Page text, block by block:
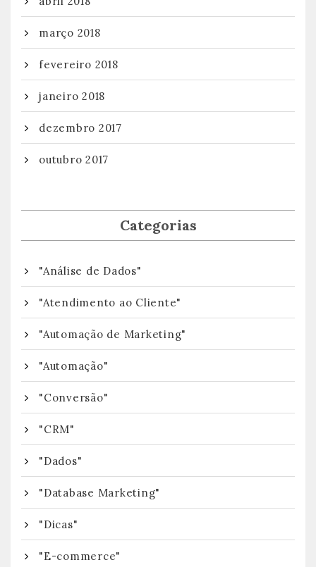
março 2018
fevereiro 2018
janeiro 2018
dezembro 2017
outubro 2017
Categorias
"Análise de Dados"
"Atendimento ao Cliente"
"Automação de Marketing"
"Automação"
"Conversão"
"CRM"
"Dados"
"Database Marketing"
"Dicas"
"E-commerce"